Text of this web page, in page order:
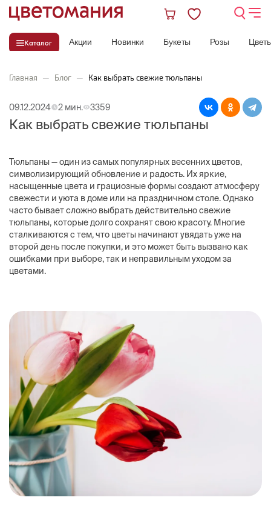
Каталог Акции Новинки Букеты Розы
Главная — Блог — Как выбрать свежие тюльпаны
09.12.2024 2 мин. 3359
Как выбрать свежие тюльпаны
Тюльпаны — один из самых популярных весенних цветов,
символизирующий обновление и радость. Их яркие,
насыщенные цвета и грациозные формы создают атмосферу
свежести и уюта в доме или на праздничном столе. Однако
часто бывает сложно выбрать действительно свежие
тюльпаны, которые долго сохранят свою красоту. Многие
сталкиваются с тем, что цветы начинают увядать уже на
второй день после покупки, и это может быть вызвано как
ошибками при выборе, так и неправильным уходом за
цветами.